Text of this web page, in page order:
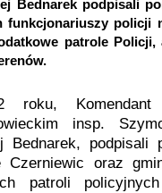
Bednarek podpisali
funkcjonariuszy policji
patrole
roku,
insp.
Bednarek, podpisali
Czerniewic oraz
patroli